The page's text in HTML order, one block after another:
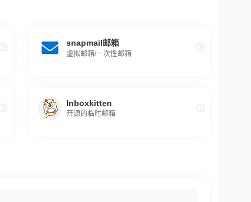
snapmail邮箱
虚拟邮箱/一次性邮箱
Inboxkitten
开源的临时邮箱